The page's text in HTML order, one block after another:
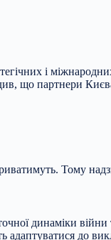
і
що партнери
Тому
динаміки війни
адаптуватися